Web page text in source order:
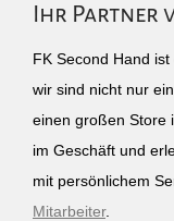
Ihr Partner
FK Second Hand
wir sind nicht nur
einen großen Store
im Geschäft und
mit persönlichem
Mitarbeiter.